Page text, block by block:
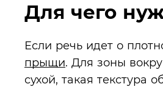
Для чего
Если речь идет о
прыщи. Для зоны
сухой, такая текстура